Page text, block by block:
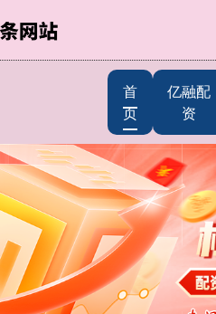
首
页
亿融配
资